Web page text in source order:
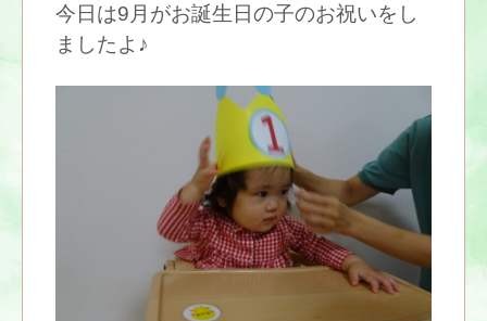
今日は9月がお誕生日の子のお祝いをし
ましたよ♪